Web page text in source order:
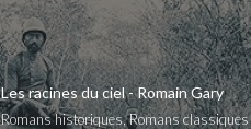
Les racines du ciel - Romain Gary
Romans historiques, Romans classiques